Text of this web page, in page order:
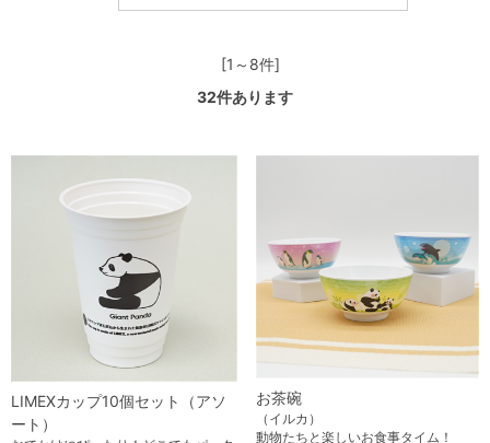
[1～8件]
32件あります
LIMEXカップ10個セット（アソ
ート）
お茶碗
（イルカ）
動物たちと楽しいお食事タイム！